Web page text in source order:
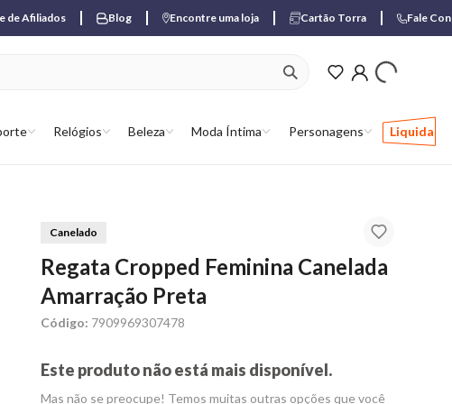
de Afiliados Blog Encontre uma loja Cartão Torra Fale
Relógios Beleza Moda Íntima Personagens Liquida
ver produtos
Canelado
Regata Cropped Feminina Canelada
Amarração Preta
Código: 7909969307478
Este produto não está mais disponível.
Mas não se preocupe! Temos muitas outras opções que você